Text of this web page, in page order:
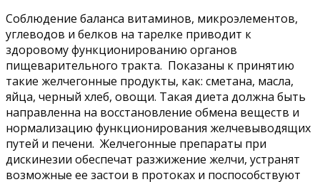
Соблюдение баланса витаминов, микроэлементов,
углеводов и белков на тарелке приводит к
здоровому функционированию органов
пищеварительного тракта. Показаны к принятию
такие желчегонные продукты, как: сметана, масла,
яйца, черный хлеб, овощи. Такая диета должна быть
направленна на восстановление обмена веществ и
нормализацию функционирования желчевыводящих
путей и печени. Желчегонные препараты при
дискинезии обеспечат разжижение желчи, устранят
возможные ее застои в протоках и поспособствуют